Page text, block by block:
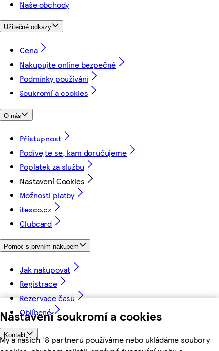
Nastavení soukromí a cookies
My a našich 18 partnerů používáme nebo ukládáme soubory
Naše obchody
Užitečné odkazy
Cena
Nakupujte online bezpečně
Podmínky používání
Soukromí a cookies
O nás
Přístupnost
Podívejte se, kam doručujeme
Poplatek za službu
Nastavení Cookies
Možnosti platby
itesco.cz
Clubcard
Pomoc s prvním nákupem
Jak nakupovat
Registrace
Rezervace času
Oblíbené
Kontakt